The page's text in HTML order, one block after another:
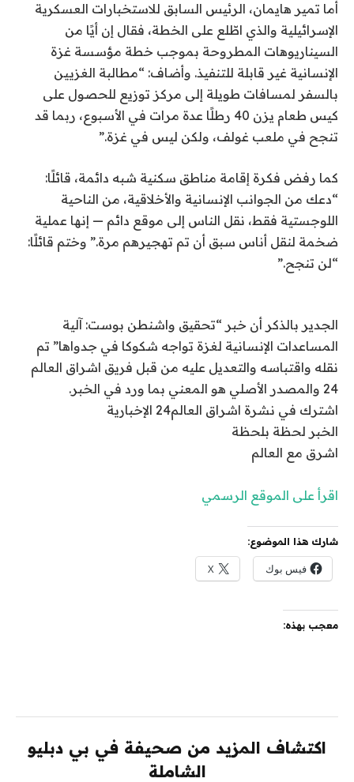
أما تمير هايمان، الرئيس السابق للاستخبارات العسكرية
الإسرائيلية والذي اطّلع على الخطة، فقال إن أيًا من
السيناريوهات المطروحة بموجب خطة مؤسسة غزة
الإنسانية غير قابلة للتنفيذ. وأضاف: “مطالبة الغزيين
بالسفر لمسافات طويلة إلى مركز توزيع للحصول على
كيس طعام يزن 40 رطلًا عدة مرات في الأسبوع، ربما قد
تنجح في ملعب غولف، ولكن ليس في غزة.”
كما رفض فكرة إقامة مناطق سكنية شبه دائمة، قائلًا:
“دعك من الجوانب الإنسانية والأخلاقية، من الناحية
اللوجستية فقط، نقل الناس إلى موقع دائم — إنها عملية
ضخمة لنقل أناس سبق أن تم تهجيرهم مرة.” وختم قائلًا:
“لن تنجح.”
الجدير بالذكر أن خبر “تحقيق واشنطن بوست: آلية
المساعدات الإنسانية لغزة تواجه شكوكا في جدواها” تم
نقله واقتباسه والتعديل عليه من قبل فريق اشراق العالم
24 والمصدر الأصلي هو المعني بما ورد في الخبر.
اشترك في نشرة اشراق العالم24 الإخبارية
الخبر لحظة بلحظة
اشرق مع العالم
اقرأ على الموقع الرسمي
شارك هذا الموضوع:
فيس بوك X
معجب بهذه:
اكتشاف المزيد من صحيفة في بي دبليو
الشاملة